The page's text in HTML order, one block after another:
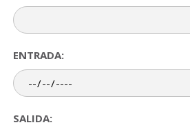
ENTRADA:
SALIDA: